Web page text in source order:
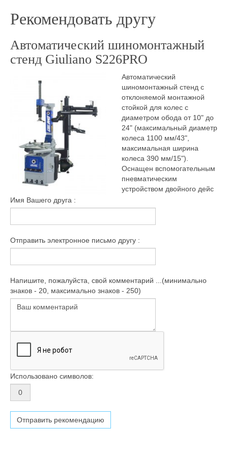
Рекомендовать другу
Автоматический шиномонтажный
стенд Giuliano S226PRO
Автоматический
шиномонтажный стенд с
отклоняемой монтажной
стойкой для колес с
диаметром обода от 10" до
24" (максимальный диаметр
колеса 1100 мм/43",
максимальная ширина
колеса 390 мм/15").
Оснащен вспомогательным
пневматическим
устройством двойного дейс
Имя Вашего друга :
Отправить электронное письмо другу :
Напишите, пожалуйста, свой комментарий ...(минимально
знаков - 20, максимально знаков - 250)
Использовано символов: